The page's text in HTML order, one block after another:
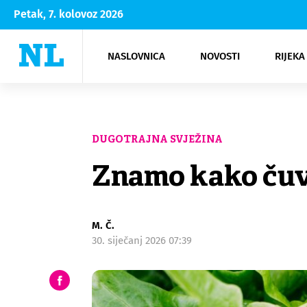
Petak, 7. kolovoz 2026
NASLOVNICA NOVOSTI
Rijeka Opatija
NK
Moda
Kultura
DUGOTRAJNA SVJEŽINA
Znamo kako
M. Č.
30. siječanj 2026 07:39